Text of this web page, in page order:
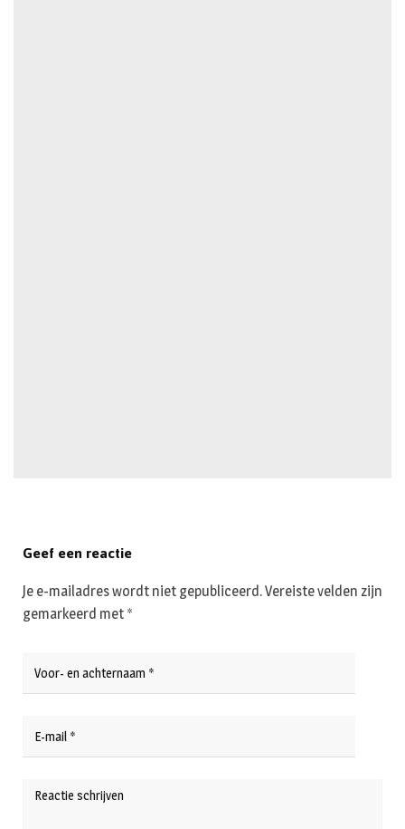
Geef een reactie
Je e-mailadres wordt niet gepubliceerd.Vereiste velden zijn
gemarkeerd met *